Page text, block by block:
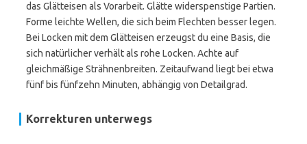
das Glätteisen als Vorarbeit. Glätte widerspenstige Partien.
Forme leichte Wellen, die sich beim Flechten besser legen.
Bei Locken mit dem Glätteisen erzeugst du eine Basis, die
sich natürlicher verhält als rohe Locken. Achte auf
gleichmäßige Strähnenbreiten. Zeitaufwand liegt bei etwa
fünf bis fünfzehn Minuten, abhängig von Detailgrad.
Korrekturen unterwegs